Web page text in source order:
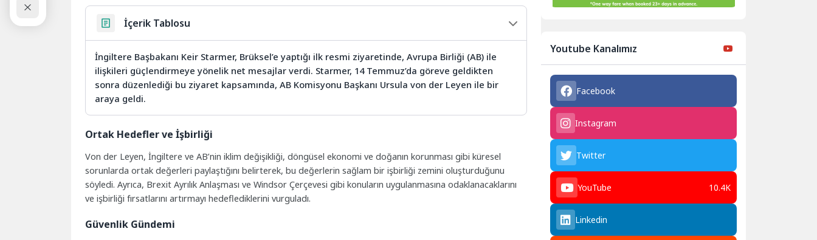
İçerik Tablosu
İngiltere Başbakanı Keir Starmer, Brüksel’e yaptığı ilk resmi ziyaretinde, Avrupa Birliği (AB) ile
ilişkileri güçlendirmeye yönelik net mesajlar verdi. Starmer, 14 Temmuz’da göreve geldikten
sonra düzenlediği bu ziyaret kapsamında, AB Komisyonu Başkanı Ursula von der Leyen ile bir
araya geldi.
Ortak Hedefler ve İşbirliği
Von der Leyen, İngiltere ve AB’nin iklim değişikliği, döngüsel ekonomi ve doğanın korunması gibi küresel
sorunlarda ortak değerleri paylaştığını belirterek, bu değerlerin sağlam bir işbirliği zemini oluşturduğunu
söyledi. Ayrıca, Brexit Ayrılık Anlaşması ve Windsor Çerçevesi gibi konuların uygulanmasına odaklanacaklarını
ve işbirliği fırsatlarını artırmayı hedeflediklerini vurguladı.
Güvenlik Gündemi
Youtube Kanalımız
Facebook
Instagram
Twitter
YouTube 10.4K
Linkedin